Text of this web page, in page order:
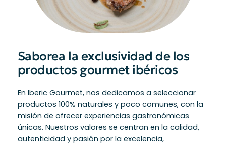
Saborea la exclusividad de los
productos gourmet ibéricos
En Iberic Gourmet, nos dedicamos a seleccionar
productos 100% naturales y poco comunes, con la
misión de ofrecer experiencias gastronómicas
únicas. Nuestros valores se centran en la calidad,
autenticidad y pasión por la excelencia,